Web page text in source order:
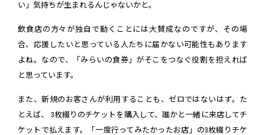
い」気持ちが生まれるんじゃないかと。
飲食店の方々が独自で動くことには大賛成なのですが、その場
合、応援したいと思っている人たちに届かない可能性もあります
よね。なので、「みらいの食券」がそこをつなぐ役割を担えれば
と思っています。
また、新規のお客さんが利用することも、ゼロではないはず。た
とえば、 3枚綴りのチケットを購入して、誰かと一緒に来店してチ
ケットで払えます。「一度行ってみたかったお店」の3枚綴りチケ